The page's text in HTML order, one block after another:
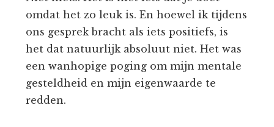
omdat het zo leuk is. En hoewel ik tijdens
ons gesprek bracht als iets positiefs, is
het dat natuurlijk absoluut niet. Het was
een wanhopige poging om mijn mentale
gesteldheid en mijn eigenwaarde te
redden.